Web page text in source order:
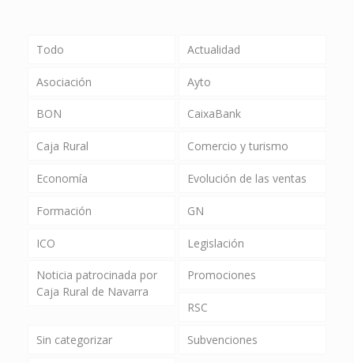
Todo Actualidad
Asociación Ayto
BON CaixaBank
Caja Rural Comercio y turismo
Economía Evolución de las ventas
Formación GN
ICO Legislación
Noticia patrocinada por
Caja Rural de Navarra
Promociones
RSC
Sin categorizar Subvenciones